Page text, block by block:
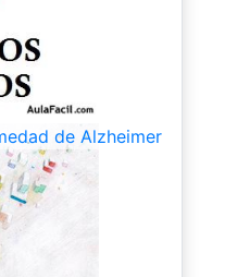
de Alzheimer